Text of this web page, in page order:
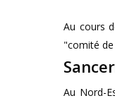
Au cours
"comité
Au Nord-